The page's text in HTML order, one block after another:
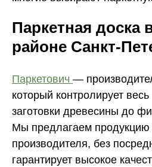
Паркетная доска
районе Санкт-
Паркетович —
который контролирует
заготовки древесины до
Мы предлагаем
производителя, без
гарантирует высокое